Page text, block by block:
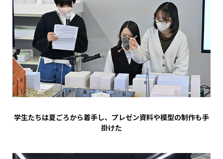
学生たちは夏ごろから着手し、プレゼン資料や模型の制作も手
掛けた